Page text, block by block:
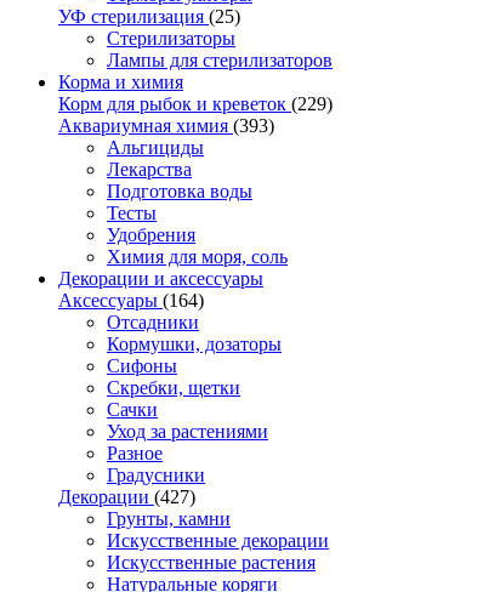
УФ стерилизация (25)
Стерилизаторы
Лампы для стерилизаторов
Корма и химия
Корм для рыбок и креветок (229)
Аквариумная химия (393)
Альгициды
Лекарства
Подготовка воды
Тесты
Удобрения
Химия для моря, соль
Декорации и аксессуары
Аксессуары (164)
Отсадники
Кормушки, дозаторы
Сифоны
Скребки, щетки
Сачки
Уход за растениями
Разное
Градусники
Декорации (427)
Грунты, камни
Искусственные декорации
Искусственные растения
Натуральные коряги